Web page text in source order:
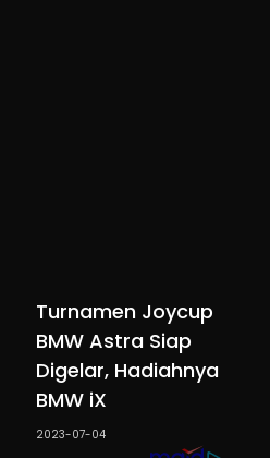
Turnamen Joycup
BMW Astra Siap
Digelar, Hadiahnya
BMW iX
2023-07-04